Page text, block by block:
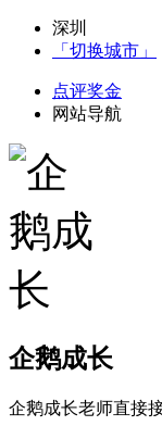
深圳
「切换城市」
点评奖金
网站导航
企鹅成长
企鹅成长老师直接